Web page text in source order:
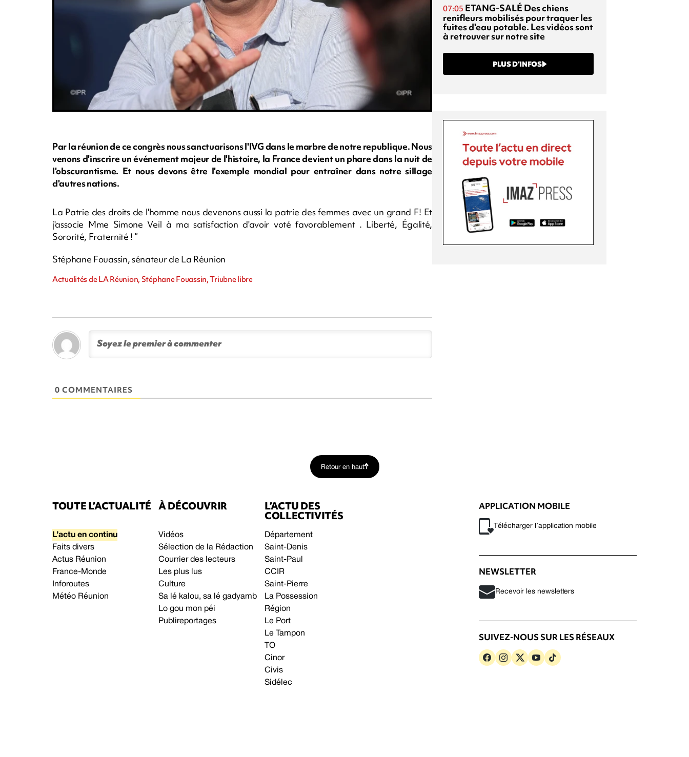
Par la réunion de ce congrès nous sanctuarisons l'IVG dans le marbre de notre republique. Nous
venons d'inscrire un événement majeur de l'histoire, la France devient un phare dans la nuit de
l'obscurantisme. Et nous devons être l'exemple mondial pour entraîner dans notre sillage
d'autres nations.
La Patrie des droits de l'homme nous devenons aussi la patrie des femmes avec un grand F! Et
j'associe Mme Simone Veil à ma satisfaction d'avoir voté favorablement . Liberté, Égalité,
Sororité, Fraternité ! ”
Stéphane Fouassin, sénateur de La Réunion
Actualités de LA Réunion, Stéphane Fouassin, Triubne libre
0 COMMENTAIRES
07:05 ETANG-SALÉ Des chiens
renifleurs mobilisés pour traquer les
fuites d'eau potable. Les vidéos sont
à retrouver sur notre site
PLUS D’INFOS
Retour en haut
TOUTE L’ACTUALITÉ
L’actu en continu
Faits divers
Actus Réunion
France-Monde
Inforoutes
Météo Réunion
À DÉCOUVRIR
Vidéos
Sélection de la Rédaction
Courrier des lecteurs
Les plus lus
Culture
Sa lé kalou, sa lé gadyamb
Lo gou mon péi
Publireportages
L’ACTU DES
COLLECTIVITÉS
Département
Saint-Denis
Saint-Paul
CCIR
Saint-Pierre
La Possession
Région
Le Port
Le Tampon
TO
Cinor
Civis
Sidélec
APPLICATION MOBILE
Télécharger l’application mobile
NEWSLETTER
Recevoir les newsletters
SUIVEZ-NOUS SUR LES RÉSEAUX